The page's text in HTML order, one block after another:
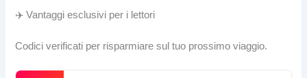
✈️ Vantaggi esclusivi per i lettori
Codici verificati per risparmiare sul tuo prossimo viaggio.